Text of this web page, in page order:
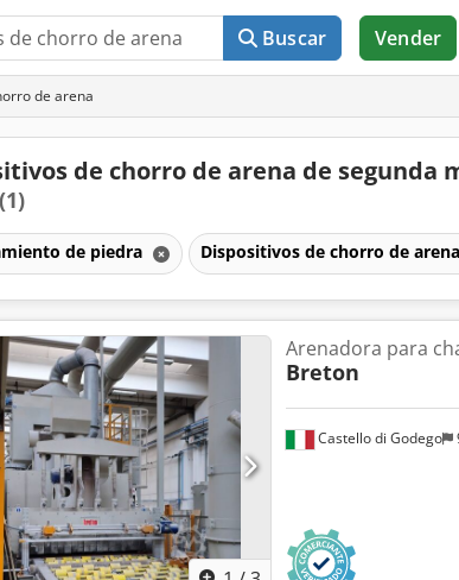
Buscar Vender
de arena
de chorro de arena de segunda
(1)
de piedra Dispositivos de chorro de arena
Castello di Godego
Arenadora para
Breton